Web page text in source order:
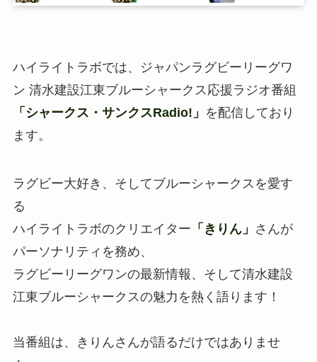
ハイライトラボでは、ジャパンラグビーリーグワ
ン 清水建設江東ブルーシャークス応援ラジオ番組
「シャークス・サンクスRadio!」 を配信しており
ます。
ラグビー大好き、そしてブルーシャークスを愛す
る
ハイライトラボのクリエイター 「きりん」 さんが
パーソナリティを務め、
ラグビーリーグワンの最新情報、そして清水建設
江東ブルーシャークスの魅力を熱く語ります！
当番組は、きりんさんが語るだけではありませ